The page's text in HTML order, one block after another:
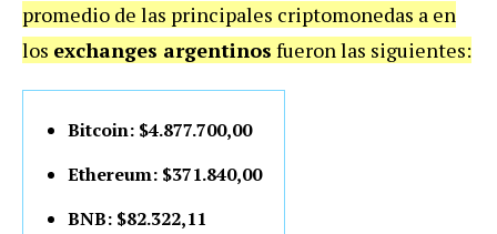
promedio de las principales criptomonedas a en
los exchanges argentinos fueron las siguientes:
Bitcoin: $4.877.700,00
Ethereum: $371.840,00
BNB: $82.322,11